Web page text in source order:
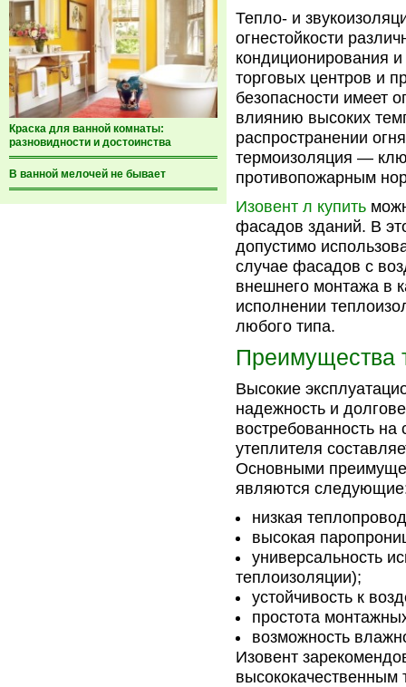
Краска для ванной комнаты:
разновидности и достоинства
В ванной мелочей не бывает
Тепло- и
огнестойкости
кондиционирования
торговых центров и
безопасности имеет
влиянию высоких
распространении
термоизоляция —
противопожарным
Изовент л купить
фасадов зданий. В
допустимо
случае фасадов с
внешнего монтажа в
исполнении
любого типа.
Преимущества
Высокие
надежность и
востребованность
утеплителя
Основными
являются
низкая
высокая
универсальность
теплоизоляции);
устойчивость к
простота
возможность
Изовент